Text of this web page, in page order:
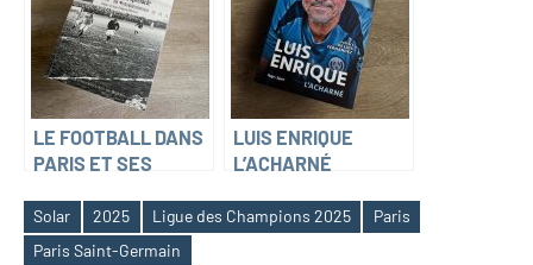
LE FOOTBALL DANS
PARIS ET SES
Sorez)
LUIS ENRIQUE
L’ACHARNÉ
Solar 2025 Ligue des Champions 2025
Paris
Paris Saint-Germain